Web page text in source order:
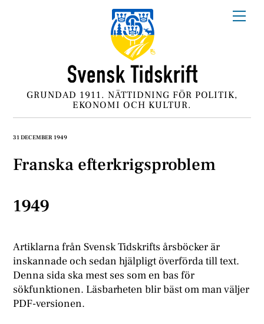
GRUNDAD 1911. NÄTTIDNING FÖR POLITIK,
EKONOMI OCH KULTUR.
31 DECEMBER 1949
Franska efterkrigsproblem
1949
Artiklarna från Svensk Tidskrifts årsböcker är
inskannade och sedan hjälpligt överförda till text.
Denna sida ska mest ses som en bas för
sökfunktionen. Läsbarheten blir bäst om man väljer
PDF-versionen.